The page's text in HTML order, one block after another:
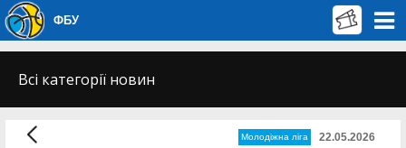
ФБУ
Всі категорії новин
Молодіжна ліга 22.05.2026